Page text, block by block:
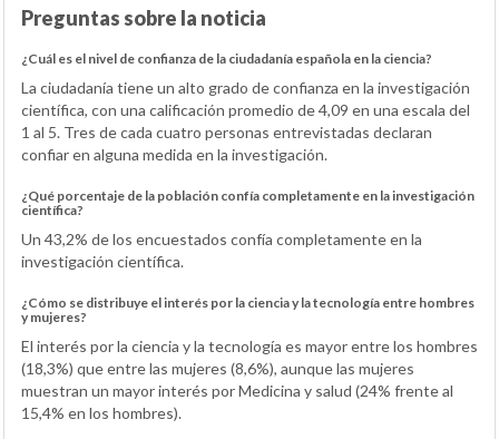
Preguntas sobre la noticia
¿Cuál es el nivel de confianza de la ciudadanía española en la ciencia?
La ciudadanía tiene un alto grado de confianza en la investigación
científica, con una calificación promedio de 4,09 en una escala del
1 al 5. Tres de cada cuatro personas entrevistadas declaran
confiar en alguna medida en la investigación.
¿Qué porcentaje de la población confía completamente en la investigación
científica?
Un 43,2% de los encuestados confía completamente en la
investigación científica.
¿Cómo se distribuye el interés por la ciencia y la tecnología entre hombres
y mujeres?
El interés por la ciencia y la tecnología es mayor entre los hombres
(18,3%) que entre las mujeres (8,6%), aunque las mujeres
muestran un mayor interés por Medicina y salud (24% frente al
15,4% en los hombres).